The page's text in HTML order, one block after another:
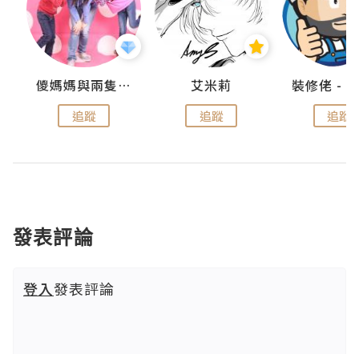
儍媽媽與兩隻小魔怪之家
追蹤
艾米莉
追蹤 追蹤
發表評論
登入發表評論